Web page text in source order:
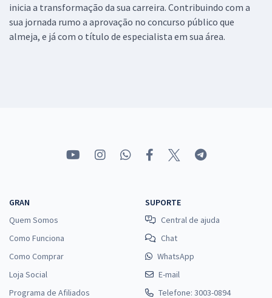
inicia a transformação da sua carreira. Contribuindo com a
sua jornada rumo a aprovação no concurso público que
almeja, e já com o título de especialista em sua área.
GRAN
Quem Somos
Como Funciona
Como Comprar
Loja Social
Programa de Afiliados
SUPORTE
Central de ajuda
Chat
WhatsApp
E-mail
Telefone: 3003-0894